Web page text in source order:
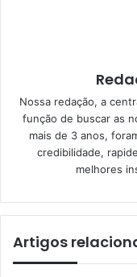
Nossa redação, a
função de buscar as
mais de 3 anos,
credibilidade,
melhores
Artigos